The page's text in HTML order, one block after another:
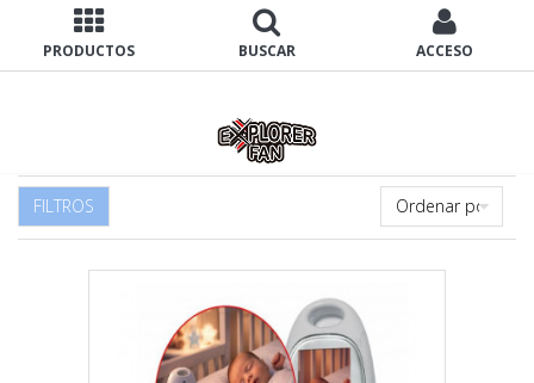
PRODUCTOS BUSCAR ACCESO
FILTROS